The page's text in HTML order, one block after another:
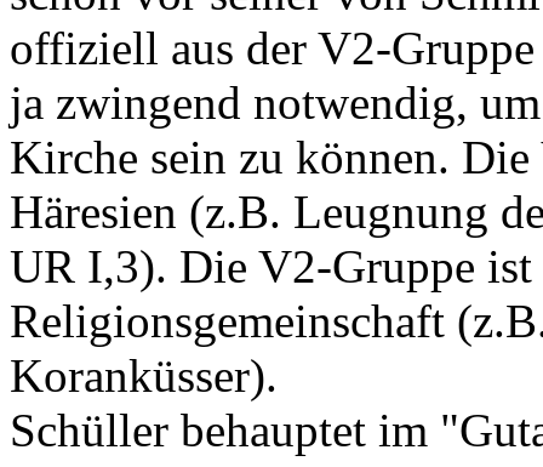
offiziell aus der V2-
ja zwingend notwendig,
Kirche sein zu können.
Häresien (z.B. Leugnung
UR I,3). Die V2-Gruppe
Religionsgemeinschaft
Koranküsser).
Schüller behauptet im